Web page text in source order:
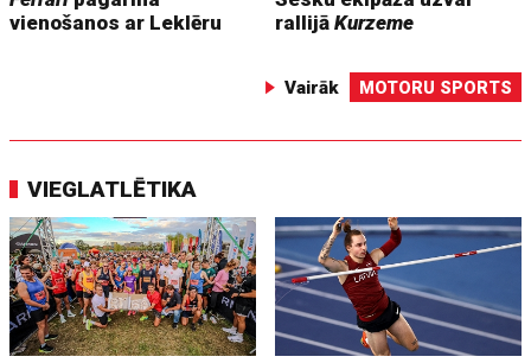
vienošanos ar Leklēru
rallijāKurzeme
Vairāk MOTORU SPORTS
VIEGLATLĒTIKA